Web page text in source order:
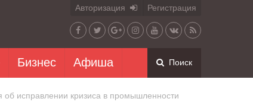
Авторизация Регистрация
Бизнес Афиша Поиск
об исправлении кризиса в промышленности